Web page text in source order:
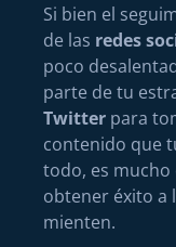
Si bien el
de las redes
poco
parte de tu
Twitter para
contenido que
todo, es mucho
obtener éxito a
mienten.